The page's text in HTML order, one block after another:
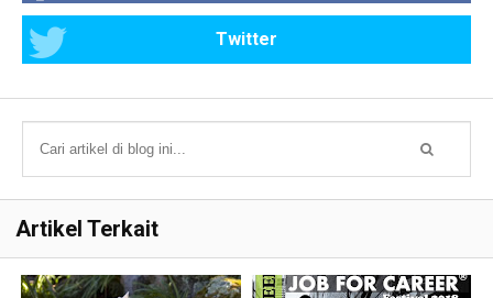
Twitter
Artikel Terkait